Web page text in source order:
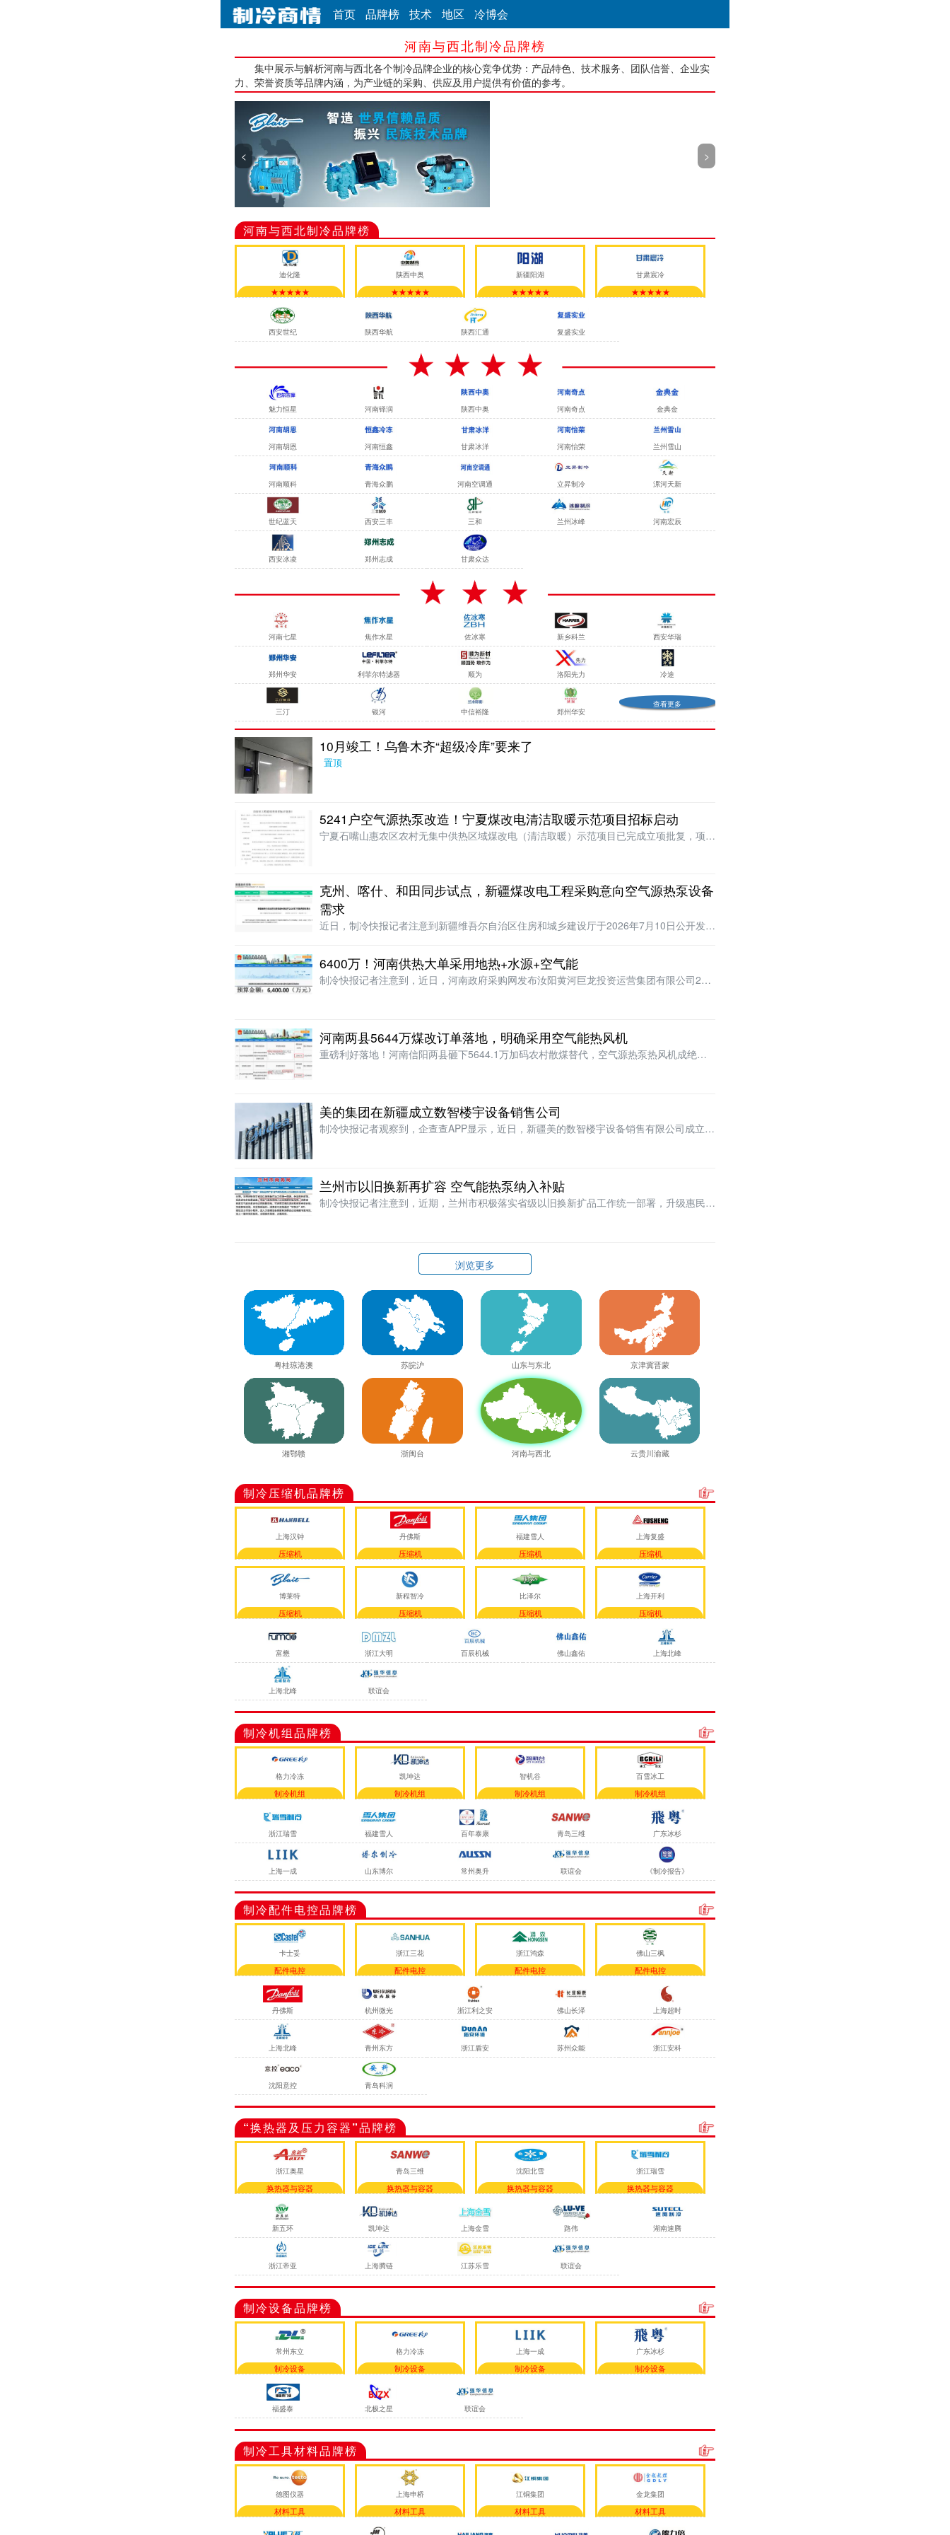
首页 品牌榜 技术 地区 冷博会
河南与西北制冷品牌榜
集中展示与解析河南与西北各个制冷品牌企业的核心竞争优势：产品特色、技术服务、团队信誉、企业实
力、荣誉资质等品牌内涵，为产业链的采购、供应及用户提供有价值的参考。
< >
河南与西北制冷品牌榜
★★★★★
迪化隆
★★★★★
陕西中奥
★★★★★
新疆阳湖
★★★★★
甘肃宸冷
西安世纪 陕西华航 陕西汇通 复盛实业
魅力恒星 河南铎润 陕西中奥 河南奇点 金典金
河南胡恩 河南恒鑫 甘肃冰洋 河南怡荣 兰州雪山
河南顺科 青海众鹏 河南空调通 立昇制冷 漯河天新
世纪蓝天 西安三丰 三和 兰州冰峰 河南宏辰
西安冰凌 郑州志成 甘肃众达
河南七星 焦作水星 佐冰寒 新乡科兰 西安华瑞
郑州华安 利菲尔特滤器 顺为 洛阳先力 冷途
三汀 银河 中信裕隆 郑州华安
查看更多
10月竣工！乌鲁木齐“超级冷库”要来了
置顶
5241户空气源热泵改造！宁夏煤改电清洁取暖示范项目招标启动
宁夏石嘴山惠农区农村无集中供热区域煤改电（清洁取暖）示范项目已完成立项批复，项目
克州、喀什、和田同步试点，新疆煤改电工程采购意向空气源热泵设备
需求
近日，制冷快报记者注意到新疆维吾尔自治区住房和城乡建设厅于2026年7月10日公开发布
6400万！河南供热大单采用地热+水源+空气能
制冷快报记者注意到，近日，河南政府采购网发布汝阳黄河巨龙投资运营集团有限公司202
河南两县5644万煤改订单落地，明确采用空气能热风机
重磅利好落地！河南信阳两县砸下5644.1万加码农村散煤替代，空气源热泵热风机成绝对
美的集团在新疆成立数智楼宇设备销售公司
制冷快报记者观察到，企查查APP显示，近日，新疆美的数智楼宇设备销售有限公司成立，
兰州市以旧换新再扩容 空气能热泵纳入补贴
制冷快报记者注意到，近期，兰州市积极落实省级以旧换新扩品工作统一部署，升级惠民政
浏览更多
粤桂琼港澳 苏皖沪 山东与东北 京津冀晋蒙
湘鄂赣 浙闽台 河南与西北 云贵川渝藏
制冷压缩机品牌榜
压缩机
上海汉钟
压缩机
丹佛斯
压缩机
福建雪人
压缩机
上海复盛
压缩机
博莱特
压缩机
新程智冷
压缩机
比泽尔
压缩机
上海开利
富懋 浙江大明 百辰机械 佛山鑫佑 上海北峰
上海北峰 联谊会
制冷机组品牌榜
制冷机组
格力冷冻
制冷机组
凯坤达
制冷机组
智机谷
制冷机组
百雪冰工
浙江瑞雪 福建雪人 百年泰康 青岛三维 广东冰杉
上海一成 山东博尔 常州奥升 联谊会 《制冷报告》
制冷配件电控品牌榜
配件电控
卡士妥
配件电控
浙江三花
配件电控
浙江鸿森
配件电控
佛山三枫
丹佛斯 杭州微光 浙江利之安 佛山长泽 上海超时
上海北峰 青州东方 浙江盾安 苏州众能 浙江安科
沈阳意控 青岛科润
“换热器及压力容器”品牌榜
换热器与容器
浙江奥星
换热器与容器
青岛三维
换热器与容器
沈阳北雪
换热器与容器
浙江瑞雪
新五环 凯坤达 上海金雪 路伟 湖南速腾
浙江帝亚 上海腾链 江苏乐雪 联谊会
制冷设备品牌榜
制冷设备
常州东立
制冷设备
格力冷冻
制冷设备
上海一成
制冷设备
广东冰杉
福盛泰 北极之星 联谊会
制冷工具材料品牌榜
材料工具
德图仪器
材料工具
上海申桥
材料工具
江铜集团
材料工具
金龙集团